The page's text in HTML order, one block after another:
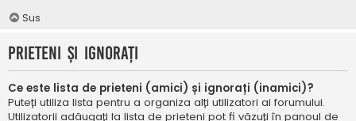
Sus
Prieteni și ignorați
Ce este lista de prieteni (amici) și ignorați (inamici)?
Puteți utiliza lista pentru a organiza alți utilizatori ai forumului.
Utilizatorii adăugați la lista de prieteni pot fi văzuți în panoul de